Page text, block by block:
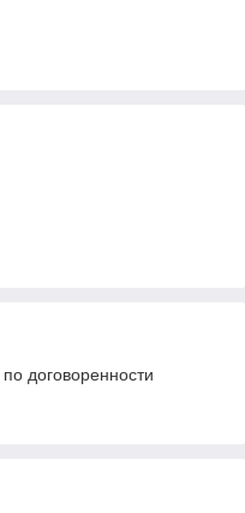
договоренности